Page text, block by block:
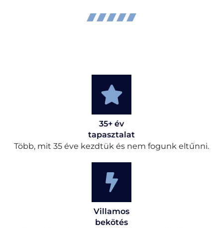
35+ év
tapasztalat
Több, mit 35 éve kezdtük és nem fogunk eltűnni.
Villamos
bekötés